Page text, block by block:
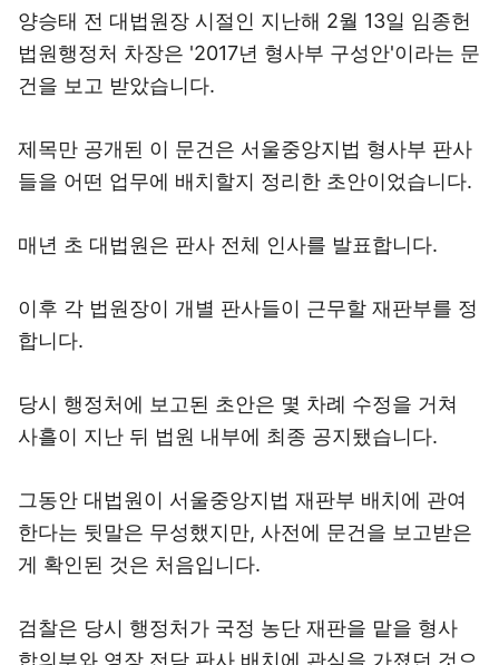
양승태 전 대법원장 시절인 지난해 2월 13일 임종헌
법원행정처 차장은 '2017년 형사부 구성안'이라는 문
건을 보고 받았습니다.
제목만 공개된 이 문건은 서울중앙지법 형사부 판사
들을 어떤 업무에 배치할지 정리한 초안이었습니다.
매년 초 대법원은 판사 전체 인사를 발표합니다.
이후 각 법원장이 개별 판사들이 근무할 재판부를 정
합니다.
당시 행정처에 보고된 초안은 몇 차례 수정을 거쳐
사흘이 지난 뒤 법원 내부에 최종 공지됐습니다.
그동안 대법원이 서울중앙지법 재판부 배치에 관여
한다는 뒷말은 무성했지만, 사전에 문건을 보고받은
게 확인된 것은 처음입니다.
검찰은 당시 행정처가 국정 농단 재판을 맡을 형사
합의부와 영장 전담 판사 배치에 관심을 가졌던 것으